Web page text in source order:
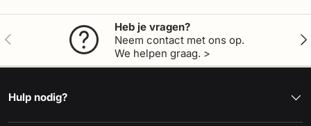
Vorige
Heb je vragen?
Neem contact met ons op.
We helpen graag. >
Hulp nodig?